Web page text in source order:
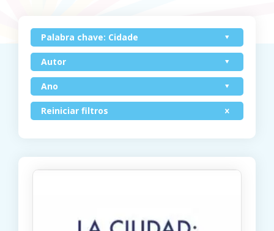
Palabra chave: Cidade
Autor
Ano
Reiniciar filtros